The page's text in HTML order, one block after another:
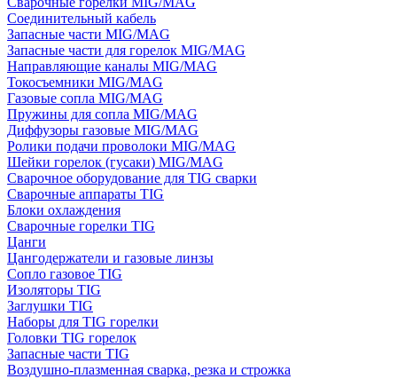
Соединительный кабель
Запасные части MIG/MAG
Запасные части для горелок MIG/MAG
Направляющие каналы MIG/MAG
Токосъемники MIG/MAG
Газовые сопла MIG/MAG
Пружины для сопла MIG/MAG
Диффузоры газовые MIG/MAG
Ролики подачи проволоки MIG/MAG
Шейки горелок (гусаки) MIG/MAG
Сварочное оборудование для TIG сварки
Сварочные аппараты TIG
Блоки охлаждения
Сварочные горелки TIG
Цанги
Цангодержатели и газовые линзы
Сопло газовое TIG
Изоляторы TIG
Заглушки TIG
Наборы для TIG горелки
Головки TIG горелок
Запасные части TIG
Воздушно-плазменная сварка, резка и строжка